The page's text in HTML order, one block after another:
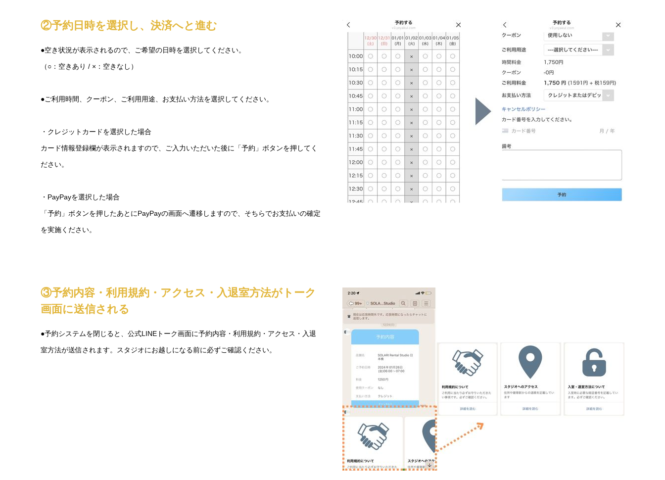
②予約日時を選択し、決済へと進む
●空き状況が表示されるので、ご希望の日時を選択してください。
（○：空きあり / ×：空きなし）
●ご利用時間、クーポン、ご利用用途、お支払い方法を選択してください。
・クレジットカードを選択した場合
カード情報登録欄が表示されますので、ご入力いただいた後に「予約」ボタンを押してく
ださい。
・PayPayを選択した場合
「予約」ボタンを押したあとにPayPayの画面へ遷移しますので、そちらでお支払いの確定
を実施ください。
③予約内容・利用規約・アクセス・入退室方法がトーク
画面に送信される
●予約システムを閉じると、公式LINEトーク画面に予約内容・利用規約・アクセス・入退
室方法が送信されます。スタジオにお越しになる前に必ずご確認ください。